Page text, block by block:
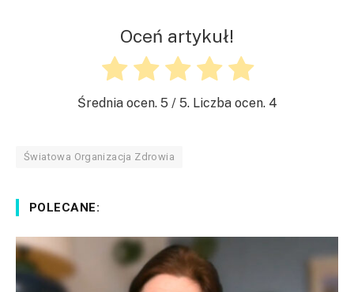
Oceń artykuł!
Średnia ocen. 5 / 5. Liczba ocen. 4
Światowa Organizacja Zdrowia
POLECANE: